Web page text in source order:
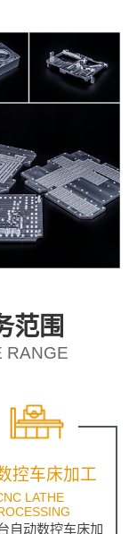
范围
RANGE
控车床加工
LATHE
自动数控车床加